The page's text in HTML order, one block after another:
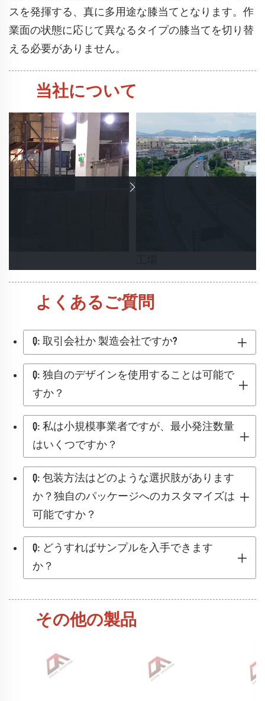
スを発揮する、真に多用途な膝当てとなります。作
業面の状態に応じて異なるタイプの膝当てを切り替
える必要がありません。
当社について
よくあるご質問
Q: 取引会社か 製造会社ですか?
Q: 独自のデザインを使用することは可能で
すか？
Q: 私は小規模事業者ですが、最小発注数量
はいくつですか？
Q: 包装方法はどのような選択肢があります
か？独自のパッケージへのカスタマイズは
可能ですか？
Q: どうすればサンプルを入手できます
か？
その他の製品